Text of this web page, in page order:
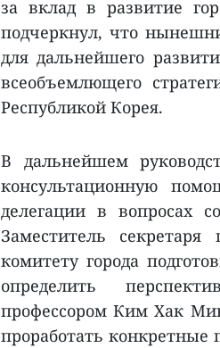
за вклад в развитие
подчеркнул, что
для дальнейшего
всеобъемлющего
Республикой Корея.
В дальнейшем
консультационную
делегации в вопросах
Заместитель
комитету города
определить
профессором Ким Хак
проработать